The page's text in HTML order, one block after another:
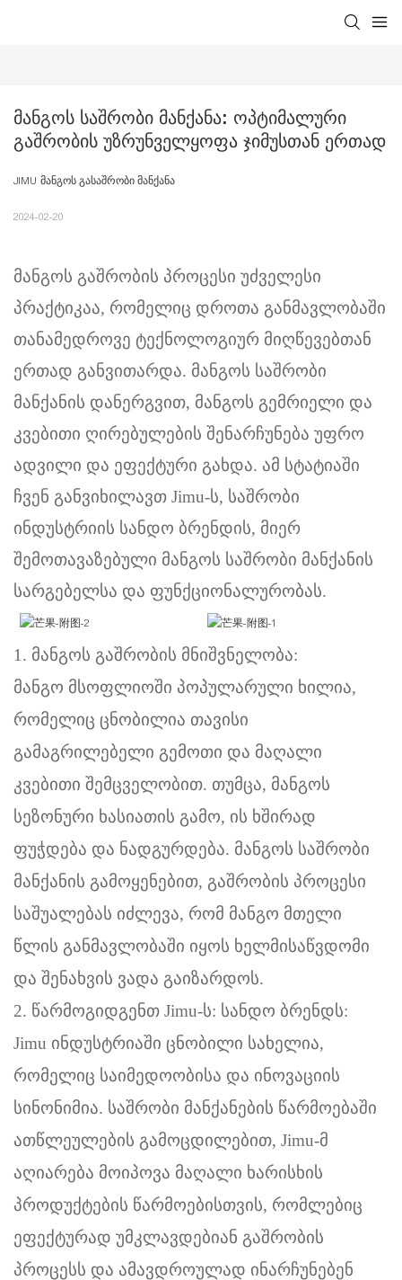
Მანგოს Საშრობი Მანქანა: Ოპტიმალური
Გაშრობის Უზრუნველყოფა Ჯიმუსთან Ერთად
JIMU მანგოს გასაშრობი მანქანა
2024-02-20
მანგოს გაშრობის პროცესი უძველესი
პრაქტიკაა, რომელიც დროთა განმავლობაში
თანამედროვე ტექნოლოგიურ მიღწევებთან
ერთად განვითარდა. მანგოს საშრობი
მანქანის დანერგვით, მანგოს გემრიელი და
კვებითი ღირებულების შენარჩუნება უფრო
ადვილი და ეფექტური გახდა. ამ სტატიაში
ჩვენ განვიხილავთ Jimu-ს, საშრობი
ინდუსტრიის სანდო ბრენდის, მიერ
შემოთავაზებული მანგოს საშრობი მანქანის
სარგებელსა და ფუნქციონალურობას.
1. მანგოს გაშრობის მნიშვნელობა:
მანგო მსოფლიოში პოპულარული ხილია,
რომელიც ცნობილია თავისი
გამაგრილებელი გემოთი და მაღალი
კვებითი შემცველობით. თუმცა, მანგოს
სეზონური ხასიათის გამო, ის ხშირად
ფუჭდება და ნადგურდება. მანგოს საშრობი
მანქანის გამოყენებით, გაშრობის პროცესი
საშუალებას იძლევა, რომ მანგო მთელი
წლის განმავლობაში იყოს ხელმისაწვდომი
და შენახვის ვადა გაიზარდოს.
2. წარმოგიდგენთ Jimu-ს: სანდო ბრენდს:
Jimu ინდუსტრიაში ცნობილი სახელია,
რომელიც საიმედოობისა და ინოვაციის
სინონიმია. საშრობი მანქანების წარმოებაში
ათწლეულების გამოცდილებით, Jimu-მ
აღიარება მოიპოვა მაღალი ხარისხის
პროდუქტების წარმოებისთვის, რომლებიც
ეფექტურად უმკლავდებიან გაშრობის
პროცესს და ამავდროულად ინარჩუნებენ